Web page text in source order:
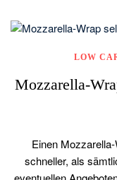
LOW
Mozzarella-
Einen
schneller, als